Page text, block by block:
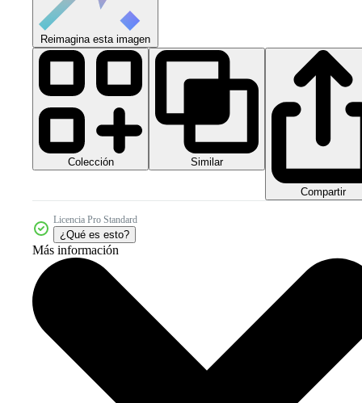
Reimagina esta imagen
Colección Similar
Compartir
Licencia Pro Standard
¿Qué es esto?
Más información